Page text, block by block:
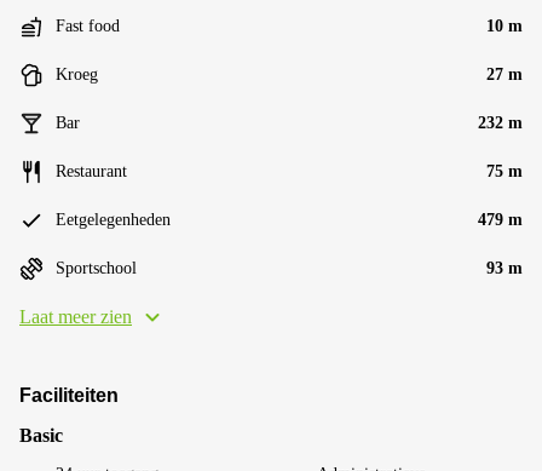
Fast food 10 m
Kroeg 27 m
Bar 232 m
Restaurant 75 m
Eetgelegenheden 479 m
Sportschool 93 m
Laat meer zien
Faciliteiten
Basic